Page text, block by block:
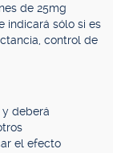
de 25mg
indicará sólo si es
control de
deberá
el efecto